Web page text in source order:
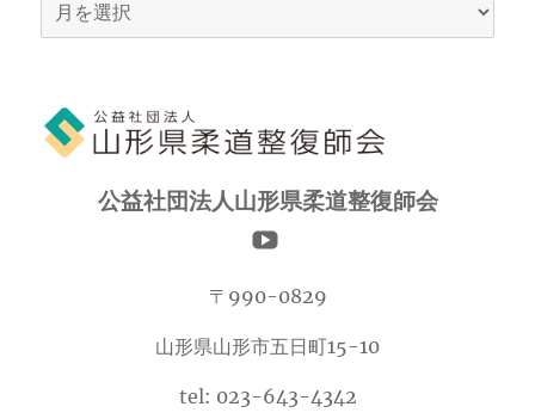
ー
ブ
公益社団法人山形県柔道整復師会
〒990-0829
山形県山形市五日町15-10
tel: 023-643-4342